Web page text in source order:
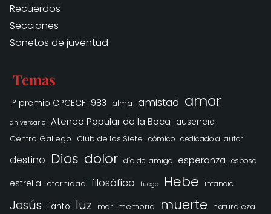
Recuerdos
Secciones
Sonetos de juventud
Temas
1° premio CPCECF 1983 alma amistad amor
aniversario Ateneo Popular de la Boca ausencia
Centro Gallego
Club de los Siete cómico dedicado al autor
destino Dios dolor día del amigo esperanza esposa
estrella eternidad filosófico fuego Hebe infancia
Jesús llanto luz mar memoria muerte naturaleza